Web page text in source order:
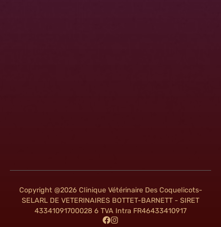
Copyright @2026 Clinique Vétérinaire Des Coquelicots-
SELARL DE VETERINAIRES BOTTET-BARNETT - SIRET
43341091700028 6 TVA Intra FR46433410917